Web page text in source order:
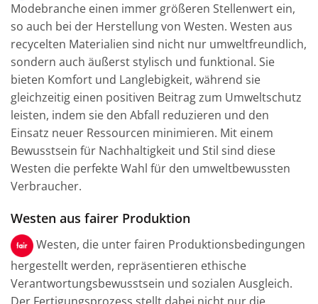
Modebranche einen immer größeren Stellenwert ein,
so auch bei der Herstellung von Westen. Westen aus
recycelten Materialien sind nicht nur umweltfreundlich,
sondern auch äußerst stylisch und funktional. Sie
bieten Komfort und Langlebigkeit, während sie
gleichzeitig einen positiven Beitrag zum Umweltschutz
leisten, indem sie den Abfall reduzieren und den
Einsatz neuer Ressourcen minimieren. Mit einem
Bewusstsein für Nachhaltigkeit und Stil sind diese
Westen die perfekte Wahl für den umweltbewussten
Verbraucher.
Westen aus fairer Produktion
Westen, die unter fairen Produktionsbedingungen
hergestellt werden, repräsentieren ethische
Verantwortungsbewusstsein und sozialen Ausgleich.